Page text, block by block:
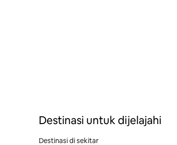
Destinasi untuk dijelajahi
Destinasi di sekitar